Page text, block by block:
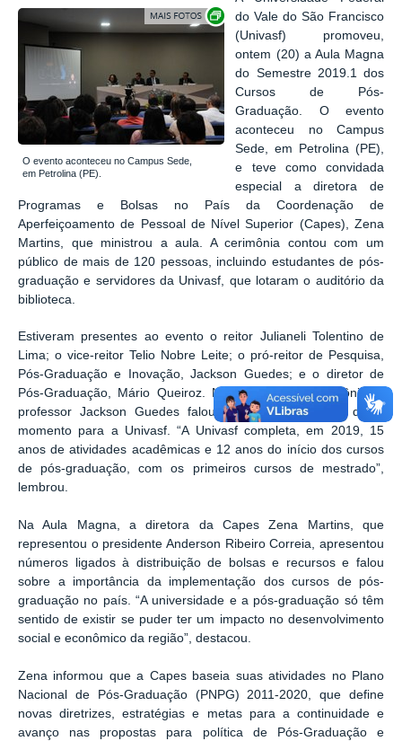
Exibir carrossel de imagens
O evento aconteceu no Campus Sede,
em Petrolina (PE).
do Vale do São Francisco
(Univasf) promoveu,
ontem (20) a Aula Magna
do Semestre 2019.1 dos
Cursos de Pós-
Graduação. O evento
aconteceu no Campus
Sede, em Petrolina (PE),
e teve como convidada
especial a diretora de
Programas e Bolsas no País da Coordenação de
Aperfeiçoamento de Pessoal de Nível Superior (Capes), Zena
Martins, que ministrou a aula. A cerimônia contou com um
público de mais de 120 pessoas, incluindo estudantes de pós-
graduação e servidores da Univasf, que lotaram o auditório da
biblioteca.
Estiveram presentes ao evento o reitor Julianeli Tolentino de
Lima; o vice-reitor Telio Nobre Leite; o pró-reitor de Pesquisa,
Pós-Graduação e Inovação, Jackson Guedes; e o diretor de
Pós-Graduação, Mário Queiroz. Na abertura da cerimônia, o
professor Jackson Guedes falou sobre a importância deste
momento para a Univasf. “A Univasf completa, em 2019, 15
anos de atividades acadêmicas e 12 anos do início dos cursos
de pós-graduação, com os primeiros cursos de mestrado”,
lembrou.
Na Aula Magna, a diretora da Capes Zena Martins, que
representou o presidente Anderson Ribeiro Correia, apresentou
números ligados à distribuição de bolsas e recursos e falou
sobre a importância da implementação dos cursos de pós-
graduação no país. “A universidade e a pós-graduação só têm
sentido de existir se puder ter um impacto no desenvolvimento
social e econômico da região”, destacou.
Zena informou que a Capes baseia suas atividades no Plano
Nacional de Pós-Graduação (PNPG) 2011-2020, que define
novas diretrizes, estratégias e metas para a continuidade e
avanço nas propostas para política de Pós-Graduação e